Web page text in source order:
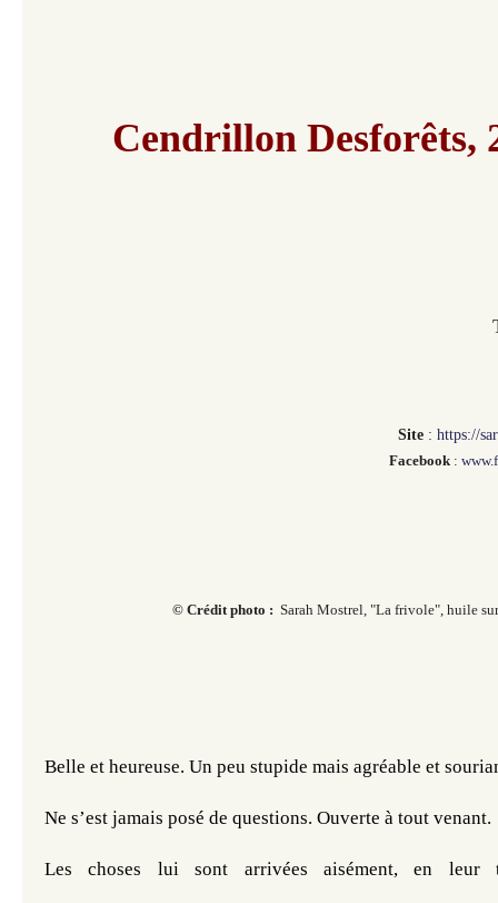
Cendrillon Desforêts,
Site : https://
Facebook :
© Crédit photo : Sarah Mostrel, "La frivole", huile
Belle et heureuse. Un peu stupide mais agréable et
Ne s’est jamais posé de questions. Ouverte à tout venant.
Les choses lui sont arrivées aisément, en leur